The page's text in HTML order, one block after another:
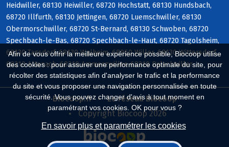
Afin de vous offrir la meilleure expérience possible, Biocoop utilise
des cookies : pour assurer une performance optimale du site, pour
récolter des statistiques afin d'analyser le trafic et la performance
du site et vous proposer une navigation personnalisée en toute
sécurité. Vous pouvez changer d'avis à tout moment en
paramétrant vos cookies. OK pour vous ?
En savoir plus et paramétrer les cookies
Heidwiller, 68130 Heiwiller, 68720 Hochstatt, 68130 Hundsbach,
68720 Illfurth, 68130 Jettingen, 68720 Luemschwiller, 68130
Obermorschwiller, 68720 St-Bernard, 68130 Schwoben, 68720
Spechbach-le-Bas, 68720 Spechbach-le-Haut, 68720 Tagolsheim,
68130 Tagsdorf, 68130 Walheim, 68960 Willer, 68130 Wittersdorf,
68210 Altenach, 68210 Ammerzwiller, 68210 Balschwiller
Biocoop.fr
Le réseau Biocoop
Copyright Biocoop 2026